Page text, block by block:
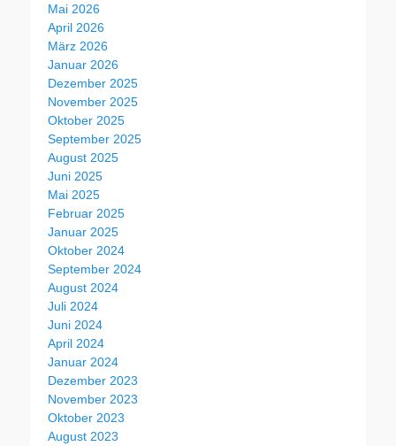
Mai 2026
April 2026
März 2026
Januar 2026
Dezember 2025
November 2025
Oktober 2025
September 2025
August 2025
Juni 2025
Mai 2025
Februar 2025
Januar 2025
Oktober 2024
September 2024
August 2024
Juli 2024
Juni 2024
April 2024
Januar 2024
Dezember 2023
November 2023
Oktober 2023
August 2023